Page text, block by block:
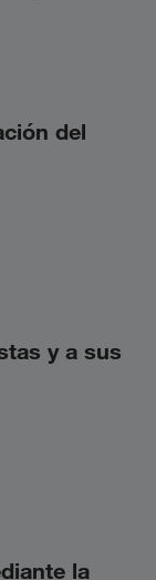
del
y a sus
la